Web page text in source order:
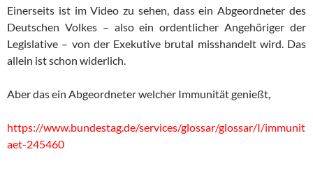
Einerseits ist im Video zu sehen, dass ein Abgeordneter des
Deutschen Volkes – also ein ordentlicher Angehöriger der
Legislative – von der Exekutive brutal misshandelt wird. Das
allein ist schon widerlich.
Aber das ein Abgeordneter welcher Immunität genießt,
https://www.bundestag.de/services/glossar/glossar/I/immunit
aet-245460